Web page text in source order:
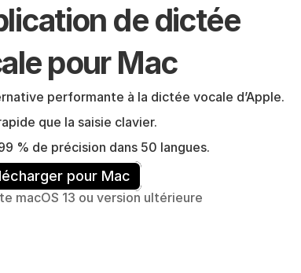
de dictée
pour Mac
performante à la dictée vocale d’Apple.
que la saisie clavier.
% de précision dans 50 langues.
pour Mac
macOS 13 ou version ultérieure